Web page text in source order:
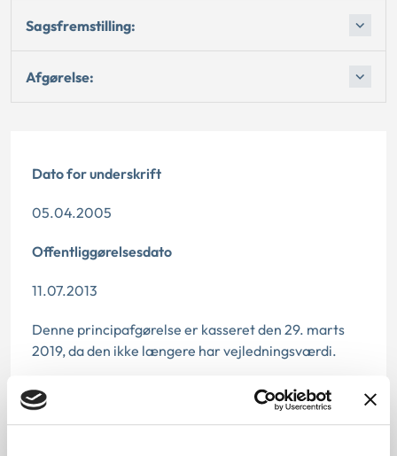
Sagsfremstilling:
Afgørelse:
Dato for underskrift
05.04.2005
Offentliggørelsesdato
11.07.2013
Denne principafgørelse er kasseret den 29. marts
2019, da den ikke længere har vejledningsværdi.
Paragraf
§ 16 § 18 § 19